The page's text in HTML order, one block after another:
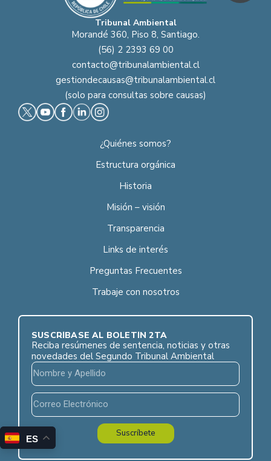
Tribunal Ambiental
Morandé 360, Piso 8, Santiago.
(56) 2 2393 69 00
contacto@tribunalambiental.cl
gestiondecausas@tribunalambiental.cl
(solo para consultas sobre causas)
¿Quiénes somos?
Estructura orgánica
Historia
Misión – visión
Transparencia
Links de interés
Preguntas Frecuentes
Trabaje con nosotros
SUSCRÍBASE AL BOLETÍN 2TA
Reciba resúmenes de sentencia, noticias y otras
novedades del Segundo Tribunal Ambiental
Suscríbete
ES